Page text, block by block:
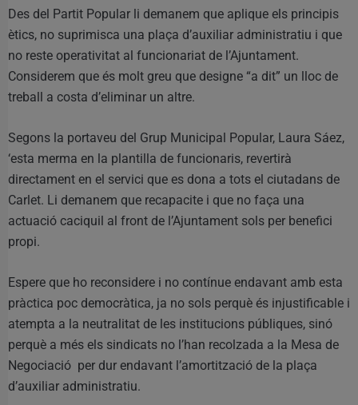
Des del Partit Popular li demanem que aplique els principis
ètics, no suprimisca una plaça d’auxiliar administratiu i que
no reste operativitat al funcionariat de l’Ajuntament.
Considerem que és molt greu que designe “a dit” un lloc de
treball a costa d’eliminar un altre.
Segons la portaveu del Grup Municipal Popular, Laura Sáez,
‘esta merma en la plantilla de funcionaris, revertirà
directament en el servici que es dona a tots el ciutadans de
Carlet. Li demanem que recapacite i que no faça una
actuació caciquil al front de l’Ajuntament sols per benefici
propi.
Espere que ho reconsidere i no contínue endavant amb esta
pràctica poc democràtica, ja no sols perquè és injustificable i
atempta a la neutralitat de les institucions públiques, sinó
perquè a més els sindicats no l’han recolzada a la Mesa de
Negociació per dur endavant l’amortització de la plaça
d’auxiliar administratiu.